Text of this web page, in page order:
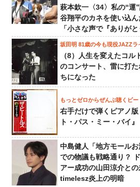
萩本欽一〈34〉私の“
谷翔平のカネを使い込ん
「小さな声で『ありがと
坂田明 81歳の今も現役JAZZラ
（8）人生を変えたコル
のコンサート、雷に打
ちになった
もっとゼロからぜんぶ聴くビー
右手だけで弾くピアノ
ト・パス・ミー・バイ』
中島健人「地方モールお
での物議も戦略通り？
アー成功の山田涼介との
timelesz炎上の明暗